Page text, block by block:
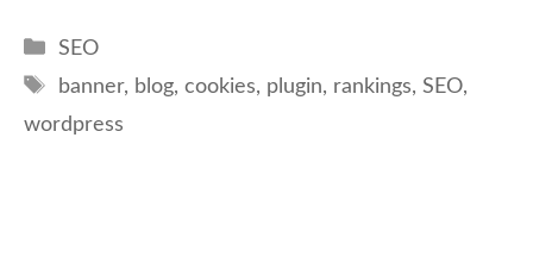
Kategorien
SEO
Schlagwörter
banner, blog, cookies, plugin, rankings, SEO,
wordpress